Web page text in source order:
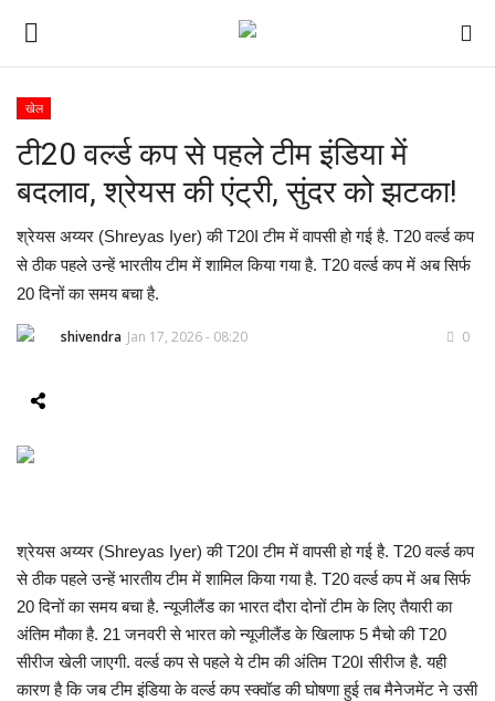
ई-पेपर
होम
Contact Us
Subscribe
मध्यप्रदेश
छत्तीसगढ़
मनोरंजन
खेल
टी20 वर्ल्ड कप से पहले टीम इंडिया में
बदलाव, श्रेयस की एंट्री, सुंदर को झटका!
श्रेयस अय्यर (Shreyas Iyer) की T20I टीम में वापसी हो गई है. T20 वर्ल्ड कप
से ठीक पहले उन्हें भारतीय टीम में शामिल किया गया है. T20 वर्ल्ड कप में अब सिर्फ
20 दिनों का समय बचा है.
shivendra Jan 17, 2026 - 08:20 0
श्रेयस अय्यर (Shreyas Iyer) की T20I टीम में वापसी हो गई है. T20 वर्ल्ड कप
से ठीक पहले उन्हें भारतीय टीम में शामिल किया गया है. T20 वर्ल्ड कप में अब सिर्फ
20 दिनों का समय बचा है. न्यूजीलैंड का भारत दौरा दोनों टीम के लिए तैया‍री का
अंतिम मौका है. 21 जनवरी से भारत को न्यूजीलैंड के ख‍िलाफ 5 मैचो की T20
सीरीज खेली जाएगी. वर्ल्ड कप से पहले ये टीम की अंतिम T20I सीरीज है. यही
कारण है कि जब टीम इंडिया के वर्ल्ड कप स्क्वॉड की घोषणा हुई तब मैनेजमेंट ने उसी